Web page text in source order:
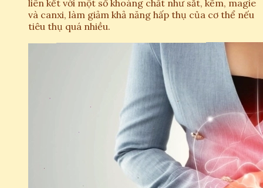
liên kết với một số khoáng chất như sắt, kẽm, magie
và canxi, làm giảm khả năng hấp thụ của cơ thể nếu
tiêu thụ quá nhiều.